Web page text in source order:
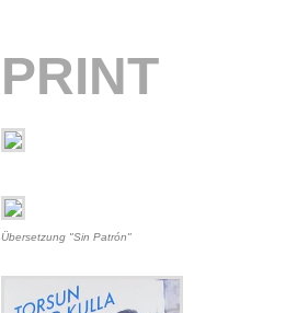
PRINT
Übersetzung "Sin Patrón"